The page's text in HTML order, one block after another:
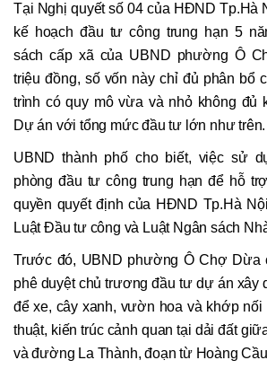
Tại Nghị quyết số 04 của HĐND Tp.Hà
kế hoạch đầu tư công trung hạn 5
sách cấp xã của UBND phường Ô
triệu đồng, số vốn này chỉ đủ phân bổ
trình có quy mô vừa và nhỏ không đủ
Dự án với tổng mức đầu tư lớn như trên.
UBND thành phố cho biết, việc sử
phòng đầu tư công trung hạn để hỗ
quyền quyết định của HĐND Tp.Hà
Luật Đầu tư công và Luật Ngân sách
Trước đó, UBND phường Ô Chợ Dừa
phê duyệt chủ trương đầu tư dự án xây
để xe, cây xanh, vườn hoa và khớp nối
thuật, kiến trúc cảnh quan tại dải đất
và đường La Thành, đoạn từ Hoàng